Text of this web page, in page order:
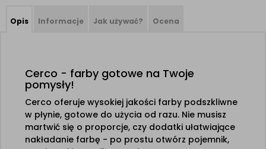
Opis Informacje Jak używać? Ocena
Cerco - farby gotowe na Twoje
pomysły!
Cerco oferuje wysokiej jakości farby podszkliwne
w płynie, gotowe do użycia od razu. Nie musisz
martwić się o proporcje, czy dodatki ułatwiające
nakładanie farbę - po prostu otwórz pojemnik,